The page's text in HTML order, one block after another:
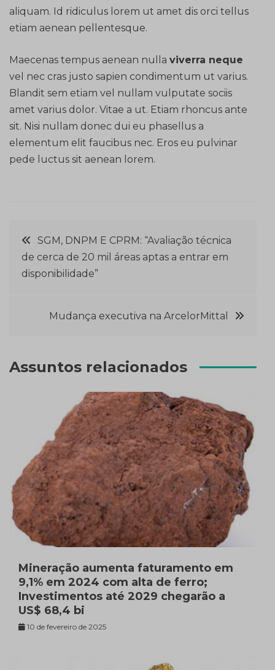
aliquam. Id ridiculus lorem ut amet dis orci tellus
etiam aenean pellentesque.
Maecenas tempus aenean nulla viverra neque
vel nec cras justo sapien condimentum ut varius.
Blandit sem etiam vel nullam vulputate sociis
amet varius dolor. Vitae a ut. Etiam rhoncus ante
sit. Nisi nullam donec dui eu phasellus a
elementum elit faucibus nec. Eros eu pulvinar
pede luctus sit aenean lorem.
Navegação
de
SGM, DNPM E CPRM: “Avaliação técnica
de cerca de 20 mil áreas aptas a entrar em
disponibilidade”
Mudança executiva na ArcelorMittal
Assuntos relacionados
Mineração aumenta faturamento em
9,1% em 2024 com alta de ferro;
Investimentos até 2029 chegarão a
US$ 68,4 bi
10 de fevereiro de 2025